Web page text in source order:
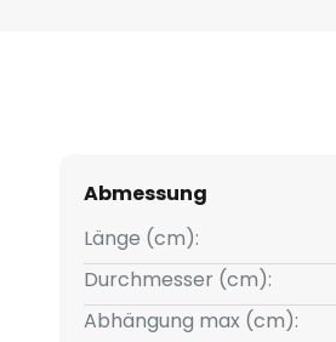
Abmessung
Länge (cm):
Durchmesser (cm):
Abhängung max (cm):